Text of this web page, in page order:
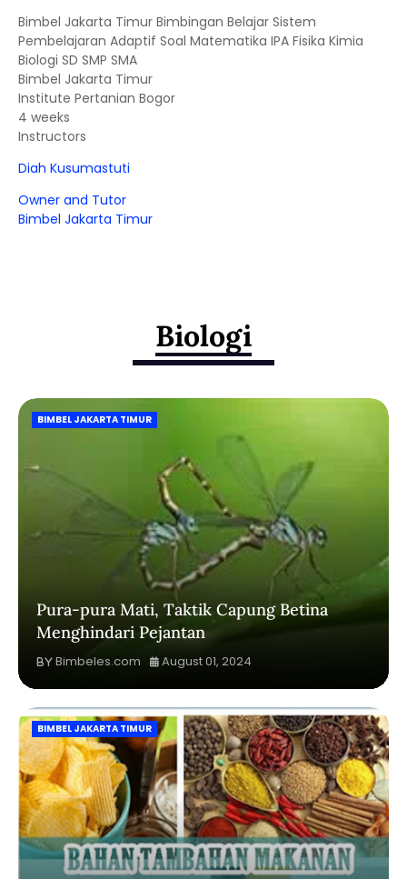
Bimbel Jakarta Timur Bimbingan Belajar Sistem
Pembelajaran Adaptif Soal Matematika IPA Fisika Kimia
Biologi SD SMP SMA
Bimbel Jakarta Timur
Institute Pertanian Bogor
4 weeks
Instructors
Diah Kusumastuti
Owner and Tutor
Bimbel Jakarta Timur
Biologi
BIMBEL JAKARTA TIMUR
Pura-pura Mati, Taktik Capung Betina
Menghindari Pejantan
Bimbeles.com August 01, 2024
BIMBEL JAKARTA TIMUR